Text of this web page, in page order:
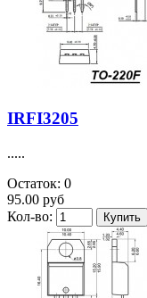
IRFI3205
.....
Остаток: 0
95.00 руб
Кол-во: